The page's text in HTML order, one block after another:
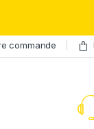
commande